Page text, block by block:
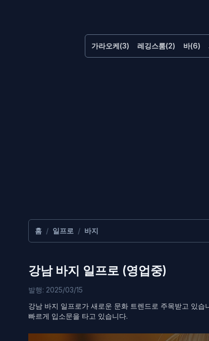
가라오케(3) 레깅스룸(2) 바(6)
홈 / 일프로 / 바지
강남 바지 일프로 (영업중)
발행: 2025/03/15
강남 바지 일프로가 새로운 문화 트렌드로 주목받고 있
빠르게 입소문을 타고 있습니다.